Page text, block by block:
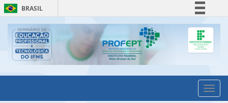
BRASIL
Simplifique!
Comunica BR
Participe
Canais